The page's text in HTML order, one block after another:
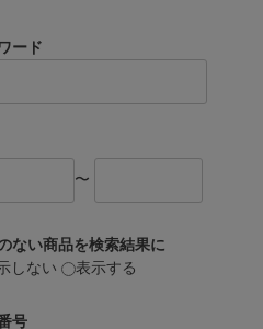
ード
〜
ない商品を検索結果に
しない
表示する
号